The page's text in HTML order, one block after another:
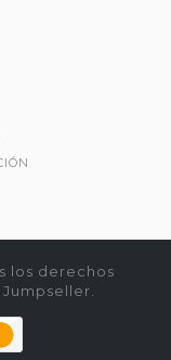
los derechos
.